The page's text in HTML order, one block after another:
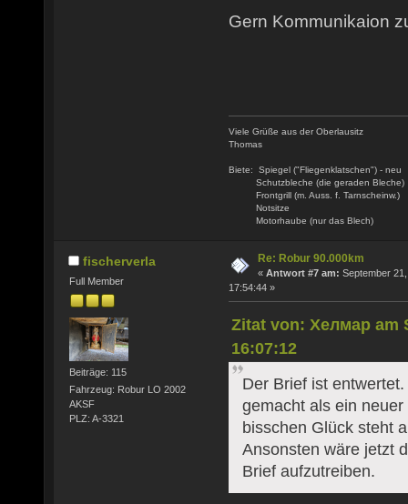
Gern Kommunikaion
Viele Grüße aus der Oberlausitz
Thomas
Biete: Spiegel ("Fliegenklatschen") - neu
Schutzbleche (die geraden Bleche)
Frontgrill (m. Auss. f. Tarnscheinw.)
Notsitze
Motorhaube (nur das Blech)
fischerverla
Full Member
Beiträge: 115
Fahrzeug: Robur LO 2002
AKSF
PLZ: A-3321
Re: Robur 90.000km
« Antwort #7 am: September
17:54:44 »
Zitat von: Хелмар am
16:07:12
Der Brief ist
gemacht als ein
bisschen Glück steht
Ansonsten wäre jetzt
Brief aufzutreiben.